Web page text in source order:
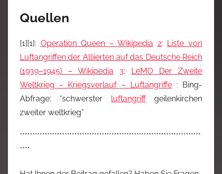
Quellen
[1][1]: Operation Queen – Wikipedia 2: Liste von
Luftangriffen der Alliierten auf das Deutsche Reich
(1939–1945) – Wikipedia
3: LeMO Der Zweite
Weltkrieg – Kriegsverlauf – Luftangriffe: Bing-
Abfrage: “schwerster luftangriffgeilenkirchen
zweiter weltkrieg”
*************************************************************************
****